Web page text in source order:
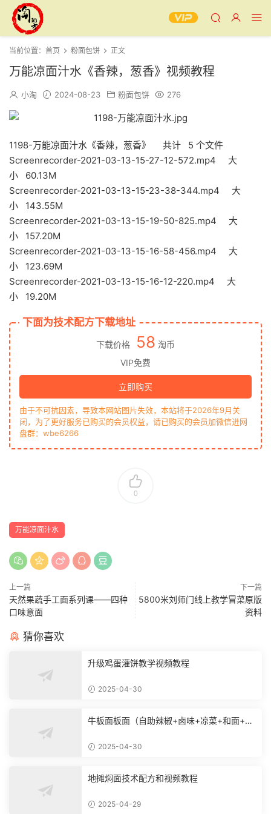
当前位置： 首页 粉面包饼 正文
万能凉面汁水《香辣，葱香》视频教程
小淘 2024-08-23 粉面包饼 276
1198-万能凉面汁水《香辣，葱香》 共计 5 个文件
Screenrecorder-2021-03-13-15-27-12-572.mp4 大
小 60.13M
Screenrecorder-2021-03-13-15-23-38-344.mp4 大
小 143.55M
Screenrecorder-2021-03-13-15-19-50-825.mp4 大
小 157.20M
Screenrecorder-2021-03-13-15-16-58-456.mp4 大
小 123.69M
Screenrecorder-2021-03-13-15-16-12-220.mp4 大
小 19.20M
下面为技术配方下载地址
下载价格 58 淘币
VIP免费
立即购买
由于不可抗因素，导致本网站图片失效，本站将于2026年9月关
闭，为了更好服务已购买的会员权益，请已购买的会员加微信进网
盘群：wbe6266
0
万能凉面汁水
上一篇
天然果蔬手工面系列课——四种
口味意面
下一篇
5800米刘师门线上教学冒菜原版
资料
猜你喜欢
升级鸡蛋灌饼教学视频教程
2025-04-30
牛板面板面（自助辣椒+卤味+凉菜+和面+烙
2025-04-30
地摊焖面技术配方和视频教程
2025-04-29